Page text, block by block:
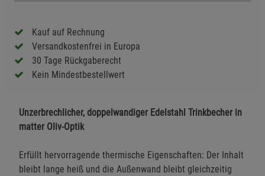
Kauf auf Rechnung
Versandkostenfrei in Europa
30 Tage Rückgaberecht
Kein Mindestbestellwert
Unzerbrechlicher, doppelwandiger Edelstahl Trinkbecher in
matter Oliv-Optik
Erfüllt hervorragende thermische Eigenschaften: Der Inhalt
bleibt lange heiß und die Außenwand bleibt gleichzeitig